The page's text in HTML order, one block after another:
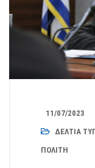
11/07/2023
ΔΕΛΤΊΑ
ΠΟΛΊΤΗ